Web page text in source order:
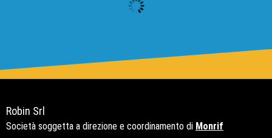
Robin Srl
Società soggetta a direzione e coordinamento di Monrif